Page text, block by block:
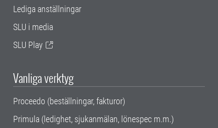
Lediga anställningar
SLU i media
SLU Play
Vanliga verktyg
Proceedo (beställningar, fakturor)
Primula (ledighet, sjukanmälan, lönespec m.m.)